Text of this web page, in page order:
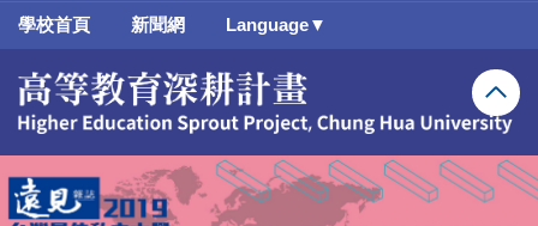
跳
要
內
學校首頁 新聞網 Language▼